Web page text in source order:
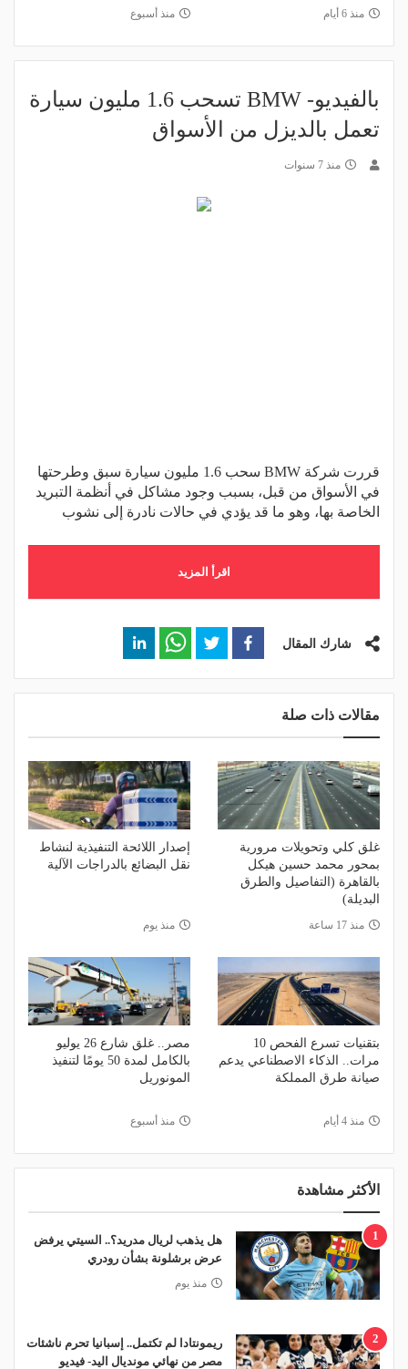
منذ 6 أيام منذ أسبوع
بالفيديو- BMW تسحب 1.6 مليون سيارة
تعمل بالديزل من الأسواق
منذ 7 سنوات
قررت شركة BMW سحب 1.6 مليون سيارة سبق وطرحتها
في الأسواق من قبل، بسبب وجود مشاكل في أنظمة التبريد
الخاصة بها، وهو ما قد يؤدي في حالات نادرة إلى نشوب
اقرأ المزيد
شارك المقال
مقالات ذات صلة
غلق كلي وتحويلات مرورية
بمحور محمد حسين هيكل
بالقاهرة (التفاصيل والطرق
البديلة)
منذ 17 ساعة
إصدار اللائحة التنفيذية لنشاط
نقل البضائع بالدراجات الآلية
منذ يوم
بتقنيات تسرع الفحص 10
مرات.. الذكاء الاصطناعي يدعم
صيانة طرق المملكة
منذ 4 أيام
مصر.. غلق شارع 26 يوليو
بالكامل لمدة 50 يومًا لتنفيذ
المونوريل
منذ أسبوع
الأكثر مشاهدة
1
هل يذهب لريال مدريد؟.. السيتي يرفض
عرض برشلونة بشأن رودري
منذ يوم
2
ريمونتادا لم تكتمل.. إسبانيا تحرم ناشئات
مصر من نهائي مونديال اليد- فيديو